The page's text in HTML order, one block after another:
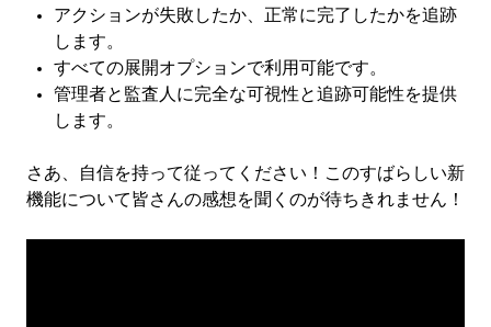
アクションが失敗したか、正常に完了したかを追跡
します。
すべての展開オプションで利用可能です。
管理者と監査人に完全な可視性と追跡可能性を提供
します。
さあ、自信を持って従ってください！このすばらしい新
機能について皆さんの感想を聞くのが待ちきれません！